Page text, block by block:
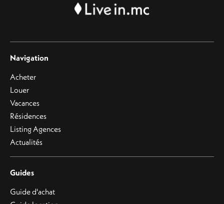
Navigation
Acheter
Louer
Vacances
Résidences
Listing Agences
Actualités
Guides
Guide d'achat